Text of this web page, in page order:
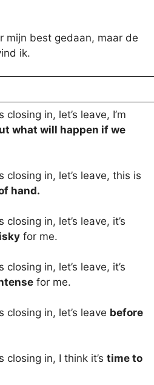
mijn best gedaan, maar de
ik.
closing in, let’s leave, I’m
what will happen if we
closing in, let’s leave, this is
hand.
closing in, let’s leave, it’s
for me.
closing in, let’s leave, it’s
for me.
closing in, let’s leave before
closing in, I think it’s time to